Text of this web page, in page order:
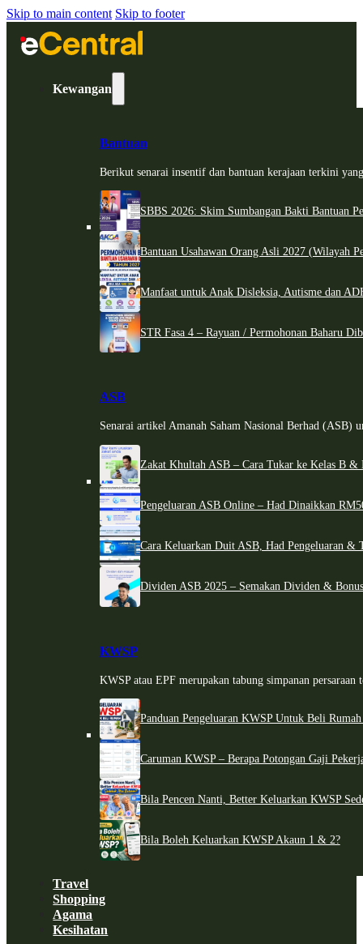
Skip to main content Skip to footer
Kewangan
Bantuan
Berikut senarai insentif dan bantuan kerajaan terkini
SBBS 2026: Skim Sumbangan Bakti Bantuan
Bantuan Usahawan Orang Asli 2027 (Wilayah
Manfaat untuk Anak Disleksia, Autisme dan
STR Fasa 4 – Rayuan / Permohonan Baharu
ASB
Senarai artikel Amanah Saham Nasional Berhad (ASB)
Zakat Khultah ASB – Cara Tukar ke Kelas B &
Pengeluaran ASB Online – Had Dinaikkan
Cara Keluarkan Duit ASB, Had Pengeluaran &
Dividen ASB 2025 – Semakan Dividen &
KWSP
KWSP atau EPF merupakan tabung simpanan persaraan
Panduan Pengeluaran KWSP Untuk Beli
Caruman KWSP – Berapa Potongan Gaji
Bila Pencen Nanti, Better Keluarkan KWSP
Bila Boleh Keluarkan KWSP Akaun 1 & 2?
Travel
Shopping
Agama
Kesihatan